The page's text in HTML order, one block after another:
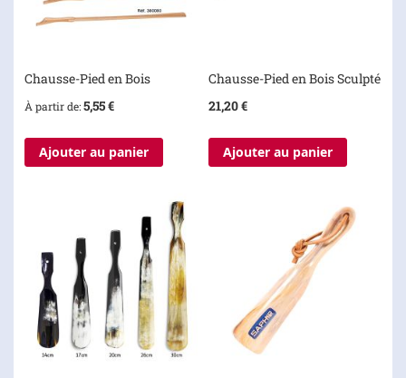
Chausse-Pied en Bois
À partir de 5,55 €
Ajouter au panier
Chausse-Pied en Bois Sculpté
21,20 €
Ajouter au panier